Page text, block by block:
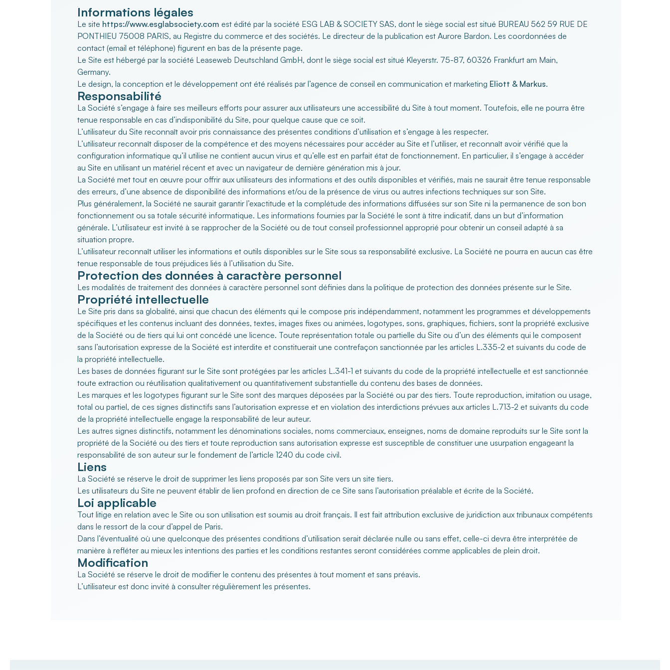
Informations légales
Le site https://www.esglabsociety.com est édité par la société ESG LAB & SOCIETY SAS, dont le siège social est situé BUREAU 562 59 RUE DE
PONTHIEU 75008 PARIS, au Registre du commerce et des sociétés. Le directeur de la publication est Aurore Bardon. Les coordonnées de
contact (email et téléphone) figurent en bas de la présente page.
Le Site est hébergé par la société Leaseweb Deutschland GmbH, dont le siège social est situé Kleyerstr. 75-87, 60326 Frankfurt am Main,
Germany.
Le design, la conception et le développement ont été réalisés par l’agence de conseil en communication et marketing Eliott & Markus.
Responsabilité
La Société s’engage à faire ses meilleurs efforts pour assurer aux utilisateurs une accessibilité du Site à tout moment. Toutefois, elle ne pourra être
tenue responsable en cas d’indisponibilité du Site, pour quelque cause que ce soit.
L’utilisateur du Site reconnaît avoir pris connaissance des présentes conditions d’utilisation et s’engage à les respecter.
L’utilisateur reconnaît disposer de la compétence et des moyens nécessaires pour accéder au Site et l’utiliser, et reconnaît avoir vérifié que la
configuration informatique qu’il utilise ne contient aucun virus et qu’elle est en parfait état de fonctionnement. En particulier, il s’engage à accéder
au Site en utilisant un matériel récent et avec un navigateur de dernière génération mis à jour.
La Société met tout en œuvre pour offrir aux utilisateurs des informations et des outils disponibles et vérifiés, mais ne saurait être tenue responsable
des erreurs, d’une absence de disponibilité des informations et/ou de la présence de virus ou autres infections techniques sur son Site.
Plus généralement, la Société ne saurait garantir l’exactitude et la complétude des informations diffusées sur son Site ni la permanence de son bon
fonctionnement ou sa totale sécurité informatique. Les informations fournies par la Société le sont à titre indicatif, dans un but d’information
générale. L’utilisateur est invité à se rapprocher de la Société ou de tout conseil professionnel approprié pour obtenir un conseil adapté à sa
situation propre.
L’utilisateur reconnaît utiliser les informations et outils disponibles sur le Site sous sa responsabilité exclusive. La Société ne pourra en aucun cas être
tenue responsable de tous préjudices liés à l’utilisation du Site.
Protection des données à caractère personnel
Les modalités de traitement des données à caractère personnel sont définies dans la politique de protection des données présente sur le Site.
Propriété intellectuelle
Le Site pris dans sa globalité, ainsi que chacun des éléments qui le compose pris indépendamment, notamment les programmes et développements
spécifiques et les contenus incluant des données, textes, images fixes ou animées, logotypes, sons, graphiques, fichiers, sont la propriété exclusive
de la Société ou de tiers qui lui ont concédé une licence. Toute représentation totale ou partielle du Site ou d’un des éléments qui le composent
sans l’autorisation expresse de la Société est interdite et constituerait une contrefaçon sanctionnée par les articles L.335-2 et suivants du code de
la propriété intellectuelle.
Les bases de données figurant sur le Site sont protégées par les articles L.341-1 et suivants du code de la propriété intellectuelle et est sanctionnée
toute extraction ou réutilisation qualitativement ou quantitativement substantielle du contenu des bases de données.
Les marques et les logotypes figurant sur le Site sont des marques déposées par la Société ou par des tiers. Toute reproduction, imitation ou usage,
total ou partiel, de ces signes distinctifs sans l’autorisation expresse et en violation des interdictions prévues aux articles L.713-2 et suivants du code
de la propriété intellectuelle engage la responsabilité de leur auteur.
Les autres signes distinctifs, notamment les dénominations sociales, noms commerciaux, enseignes, noms de domaine reproduits sur le Site sont la
propriété de la Société ou des tiers et toute reproduction sans autorisation expresse est susceptible de constituer une usurpation engageant la
responsabilité de son auteur sur le fondement de l’article 1240 du code civil.
Liens
La Société se réserve le droit de supprimer les liens proposés par son Site vers un site tiers.
Les utilisateurs du Site ne peuvent établir de lien profond en direction de ce Site sans l’autorisation préalable et écrite de la Société.
Loi applicable
Tout litige en relation avec le Site ou son utilisation est soumis au droit français. Il est fait attribution exclusive de juridiction aux tribunaux compétents
dans le ressort de la cour d’appel de Paris.
Dans l’éventualité où une quelconque des présentes conditions d’utilisation serait déclarée nulle ou sans effet, celle-ci devra être interprétée de
manière à refléter au mieux les intentions des parties et les conditions restantes seront considérées comme applicables de plein droit.
Modification
La Société se réserve le droit de modifier le contenu des présentes à tout moment et sans préavis.
L’utilisateur est donc invité à consulter régulièrement les présentes.